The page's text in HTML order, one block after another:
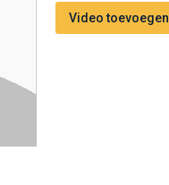
Video toevoegen